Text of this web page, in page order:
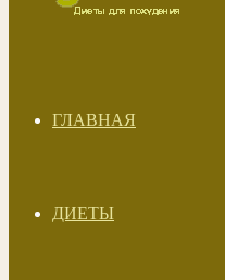
ГЛАВНАЯ
ДИЕТЫ